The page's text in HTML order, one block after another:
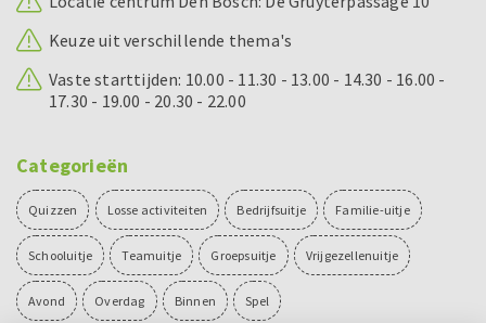
Keuze uit verschillende thema's
Vaste starttijden: 10.00 - 11.30 - 13.00 - 14.30 - 16.00 -
17.30 - 19.00 - 20.30 - 22.00
Categorieën
Quizzen Losse activiteiten Bedrijfsuitje Familie-uitje
Schooluitje Teamuitje Groepsuitje Vrijgezellenuitje
Avond Overdag Binnen Spel